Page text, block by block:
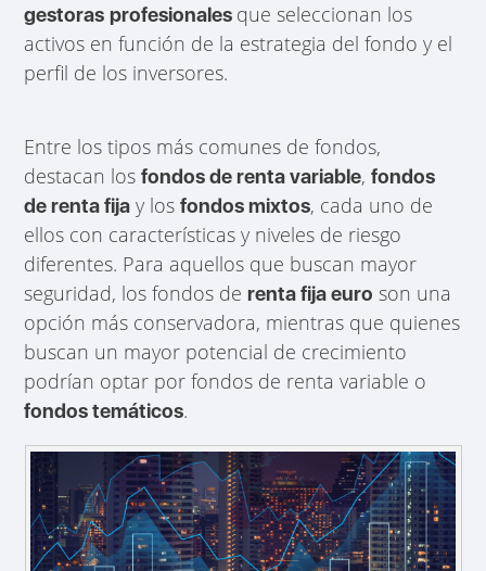
gestoras profesionales que seleccionan los
activos en función de la estrategia del fondo y el
perfil de los inversores.
Entre los tipos más comunes de fondos,
destacan losfondos de renta variable,fondos
de renta fija y losfondos mixtos, cada uno de
ellos con características y niveles de riesgo
diferentes. Para aquellos que buscan mayor
seguridad, los fondos derenta fija euro son una
opción más conservadora, mientras que quienes
buscan un mayor potencial de crecimiento
podrían optar por fondos de renta variable o
fondos temáticos.